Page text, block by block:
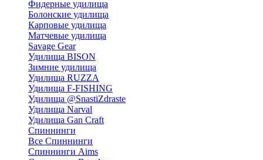
Фидерные удилища
Болонские удилища
Карповые удилища
Матчевые удилища
Savage Gear
Удилища BISON
Зимние удилища
Удилища RUZZA
Удилища F-FISHING
Удилища @SnastiZdraste
Удилища Narval
Удилища Gan Craft
Спиннинги
Все Спиннинги
Спиннинги Aims